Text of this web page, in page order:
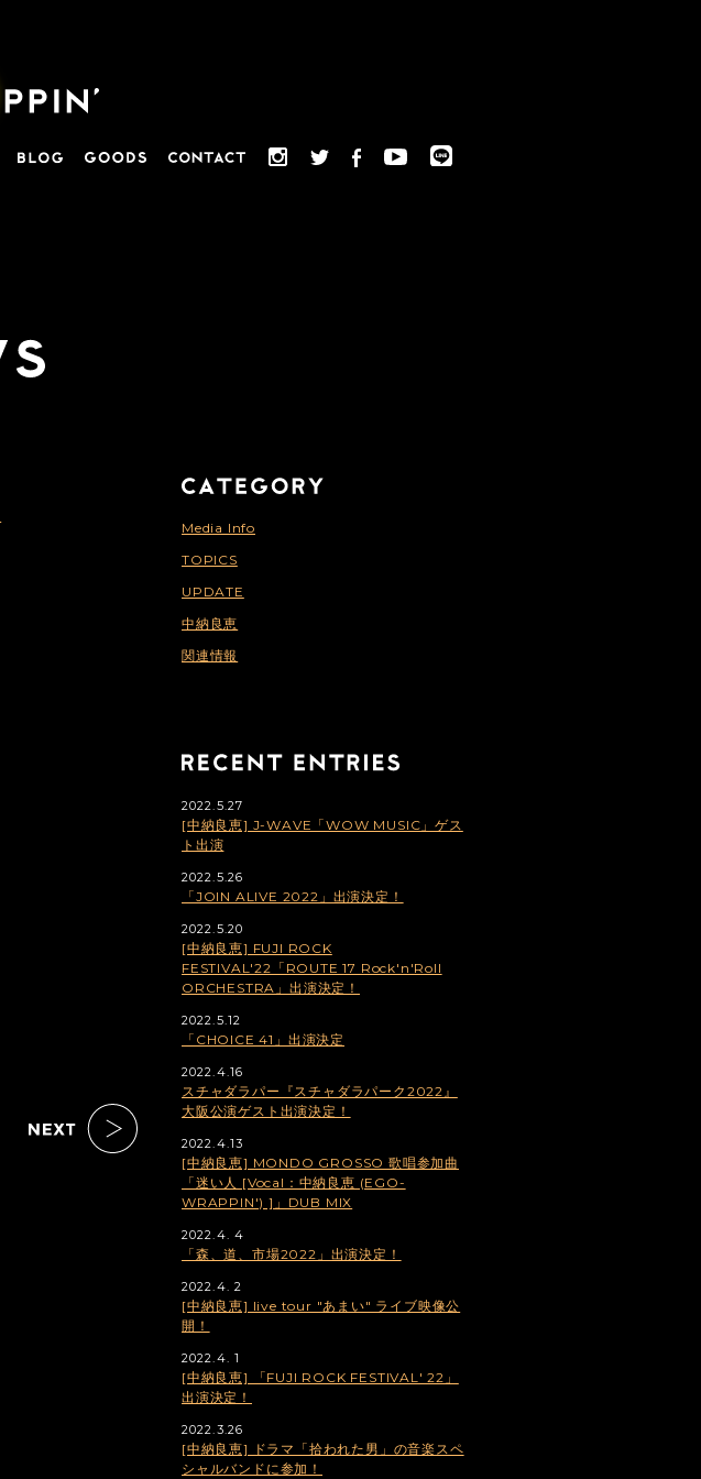
Media Info
TOPICS
UPDATE
中納良恵
関連情報
2022.5.27
[中納良恵] J-WAVE「WOW MUSIC」ゲス
ト出演
2022.5.26
「JOIN ALIVE 2022」出演決定！
2022.5.20
[中納良恵] FUJI ROCK
FESTIVAL'22「ROUTE 17 Rock'n'Roll
ORCHESTRA」出演決定！
2022.5.12
「CHOICE 41」出演決定
2022.4.16
スチャダラパー『スチャダラパーク2022』
大阪公演ゲスト出演決定！
2022.4.13
[中納良恵] MONDO GROSSO 歌唱参加曲
「迷い人 [Vocal：中納良恵 (EGO-
WRAPPIN') ]」DUB MIX
2022.4. 4
「森、道、市場2022」出演決定！
2022.4. 2
[中納良恵] live tour "あまい" ライブ映像公
開！
2022.4. 1
[中納良恵] 「FUJI ROCK FESTIVAL' 22」
出演決定！
2022.3.26
[中納良恵] ドラマ「拾われた男」の音楽スペ
シャルバンドに参加！